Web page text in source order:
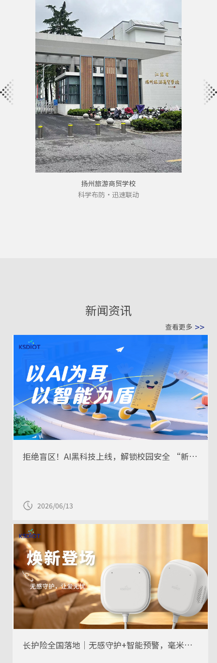
扬州旅游商贸学校
科学布防·迅速联动
新闻资讯
查看更多 >>
拒绝盲区！AI黑科技上线，解锁校园安全 “新玩法”
2026/06/13
长护险全国落地｜无感守护+智能预警，毫米波雷达重构养老照护新范式